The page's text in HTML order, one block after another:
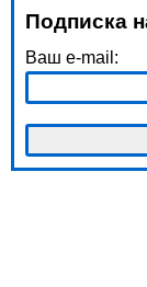
Подписка
Ваш e-mail: